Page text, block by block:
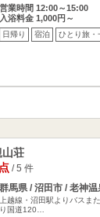
営業時間 12:00～15:00
入浴料金 1,000円～
日帰り 宿泊 ひとり旅・
荘
/ 5 件
群馬県 / 沼田市 / 老神温
上越線・沼田駅よりバスま
り国道120…